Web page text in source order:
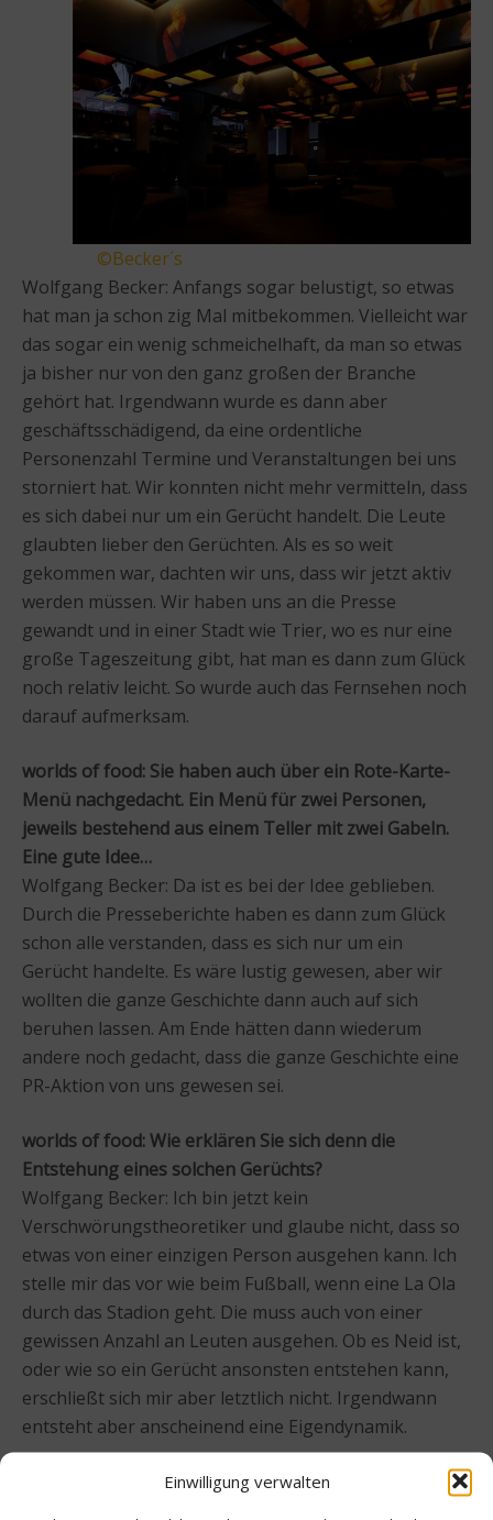
Einwilligung verwalten
©Becker´s
Wolfgang Becker: Anfangs sogar belustigt, so etwas
hat man ja schon zig Mal mitbekommen. Vielleicht war
das sogar ein wenig schmeichelhaft, da man so etwas
ja bisher nur von den ganz großen der Branche
gehört hat. Irgendwann wurde es dann aber
geschäftsschädigend, da eine ordentliche
Personenzahl Termine und Veranstaltungen bei uns
storniert hat. Wir konnten nicht mehr vermitteln, dass
es sich dabei nur um ein Gerücht handelt. Die Leute
glaubten lieber den Gerüchten. Als es so weit
gekommen war, dachten wir uns, dass wir jetzt aktiv
werden müssen. Wir haben uns an die Presse
gewandt und in einer Stadt wie Trier, wo es nur eine
große Tageszeitung gibt, hat man es dann zum Glück
noch relativ leicht. So wurde auch das Fernsehen noch
darauf aufmerksam.
worlds of food: Sie haben auch über ein Rote-Karte-
Menü nachgedacht. Ein Menü für zwei Personen,
jeweils bestehend aus einem Teller mit zwei Gabeln.
Eine gute Idee…
Wolfgang Becker: Da ist es bei der Idee geblieben.
Durch die Presseberichte haben es dann zum Glück
schon alle verstanden, dass es sich nur um ein
Gerücht handelte. Es wäre lustig gewesen, aber wir
wollten die ganze Geschichte dann auch auf sich
beruhen lassen. Am Ende hätten dann wiederum
andere noch gedacht, dass die ganze Geschichte eine
PR-Aktion von uns gewesen sei.
worlds of food: Wie erklären Sie sich denn die
Entstehung eines solchen Gerüchts?
Wolfgang Becker: Ich bin jetzt kein
Verschwörungstheoretiker und glaube nicht, dass so
etwas von einer einzigen Person ausgehen kann. Ich
stelle mir das vor wie beim Fußball, wenn eine La Ola
durch das Stadion geht. Die muss auch von einer
gewissen Anzahl an Leuten ausgehen. Ob es Neid ist,
oder wie so ein Gerücht ansonsten entstehen kann,
erschließt sich mir aber letztlich nicht. Irgendwann
entsteht aber anscheinend eine Eigendynamik.
Weitere Informationen unterxo-trier.de